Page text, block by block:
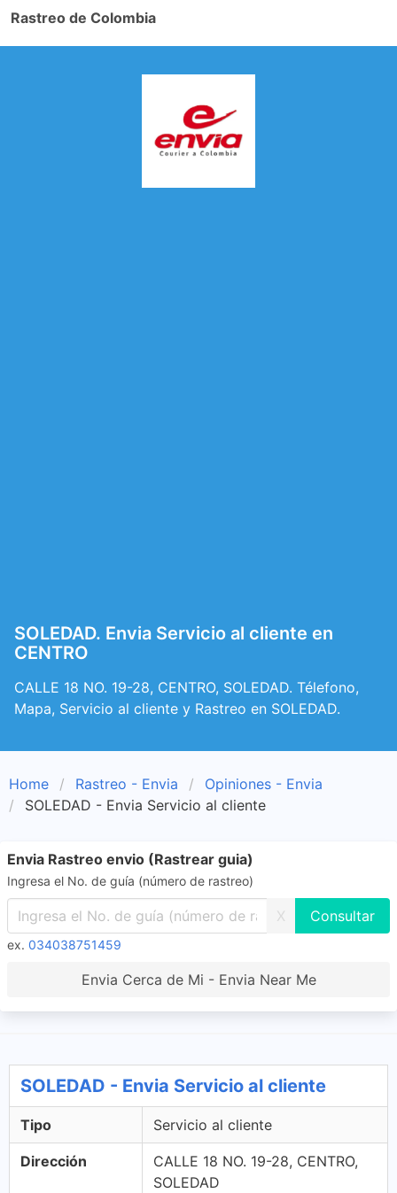
Rastreo de Colombia
SOLEDAD. Envia Servicio al cliente en
CENTRO
CALLE 18 NO. 19-28, CENTRO, SOLEDAD. Télefono,
Mapa, Servicio al cliente y Rastreo en SOLEDAD.
Home Rastreo - Envia
Opiniones - Envia
SOLEDAD - Envia Servicio al cliente
Envia Rastreo envio (Rastrear guia)
Ingresa el No. de guía (número de rastreo)
X
ex. 034038751459
Envia Cerca de Mi - Envia Near Me
SOLEDAD - Envia Servicio al cliente
Tipo Servicio al cliente
Dirección
CALLE 18 NO. 19-28, CENTRO,
SOLEDAD